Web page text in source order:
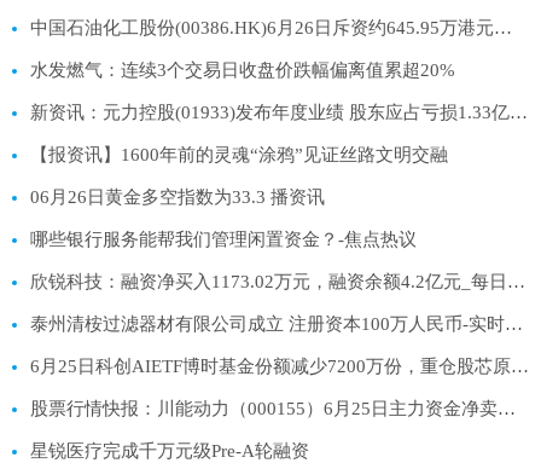
中国石油化工股份(00386.HK)6月26日斥资约645.95万港元回购158.6万股H股 聚焦
水发燃气：连续3个交易日收盘价跌幅偏离值累超20%
新资讯：元力控股(01933)发布年度业绩 股东应占亏损1.33亿元 同比扩大255.19%
【报资讯】1600年前的灵魂“涂鸦”见证丝路文明交融
06月26日黄金多空指数为33.3 播资讯
哪些银行服务能帮我们管理闲置资金？-焦点热议
欣锐科技：融资净买入1173.02万元，融资余额4.2亿元_每日讯息
泰州清桉过滤器材有限公司成立 注册资本100万人民币-实时焦点
6月25日科创AIETF博时基金份额减少7200万份，重仓股芯原股份、寒武纪、澜起科技
股票行情快报：川能动力（000155）6月25日主力资金净卖出3589.14万元|今日热搜
星锐医疗完成千万元级Pre-A轮融资